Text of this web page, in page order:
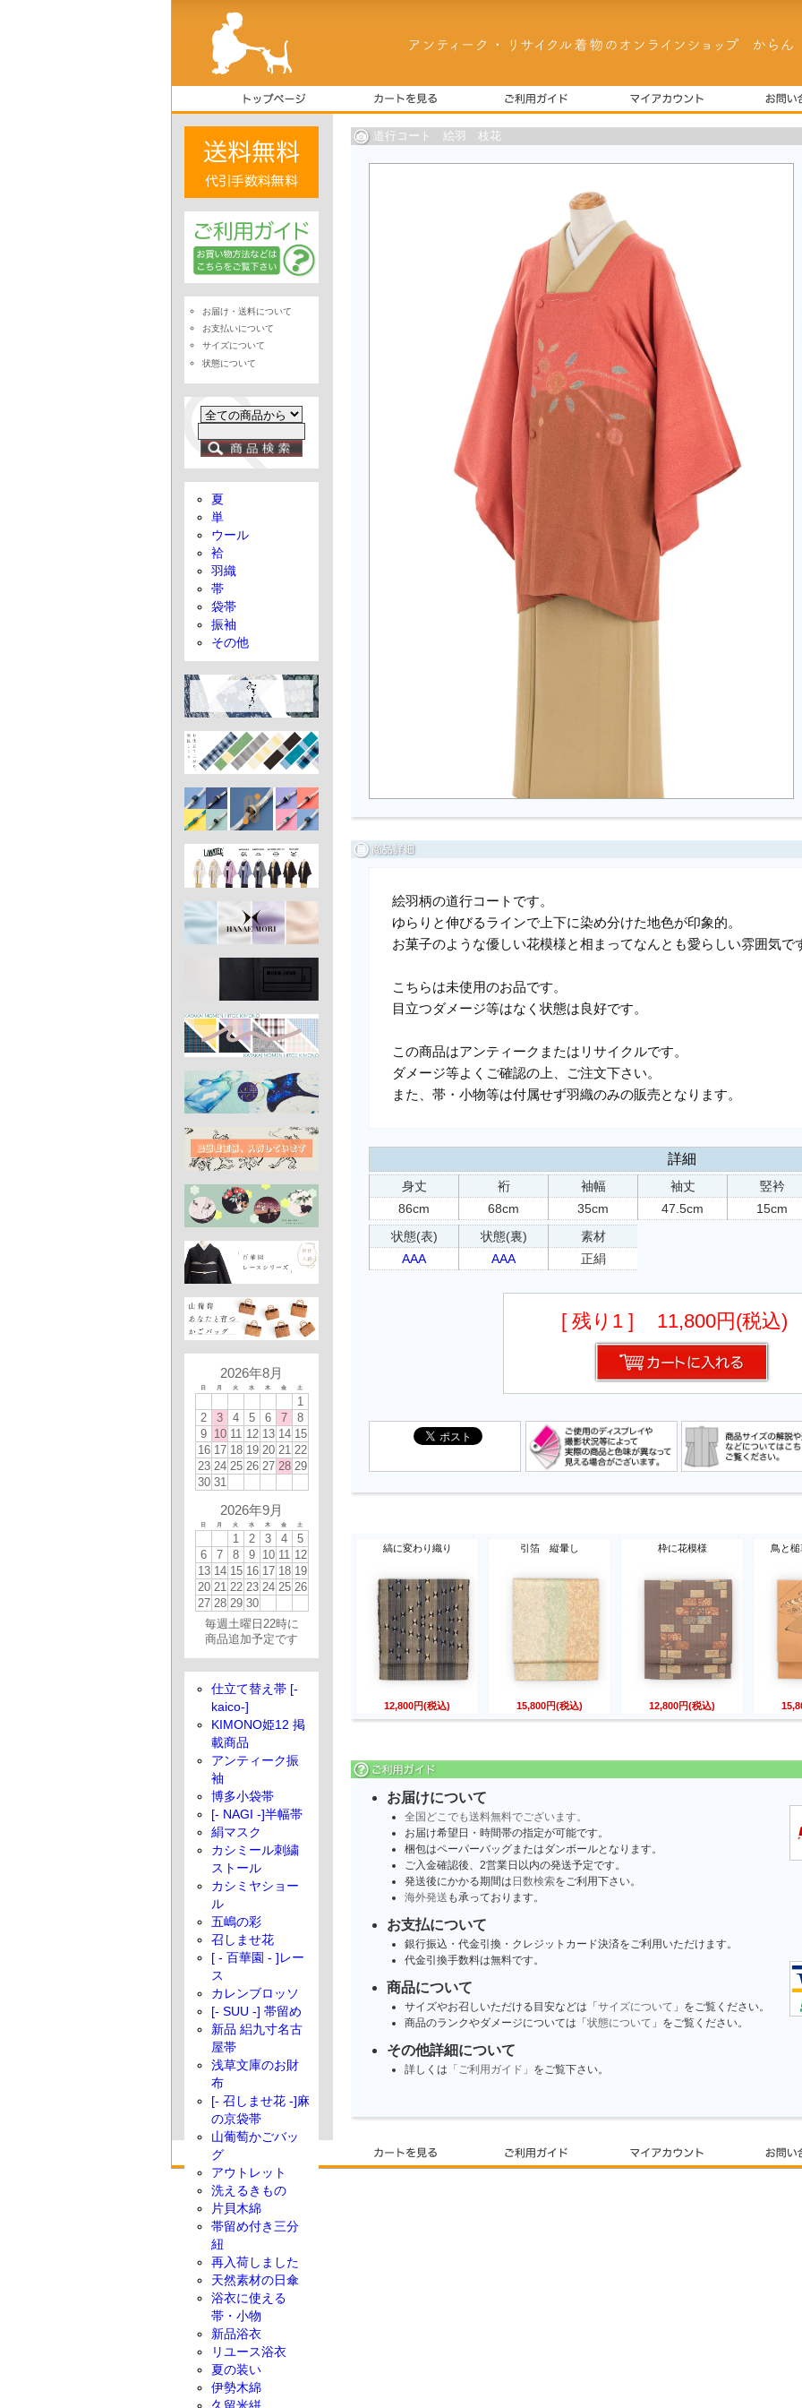
道行コート 絵羽 枝花
絵羽柄の道行コートです。
ゆらりと伸びるラインで上下に染め分けた地色が印象的。
お菓子のような優しい花模様と相まってなんとも愛らしい雰囲気で
こちらは未使用のお品です。
目立つダメージ等はなく状態は良好です。
この商品はアンティークまたはリサイクルです。
ダメージ等よくご確認の上、ご注文下さい。
また、帯・小物等は付属せず羽織のみの販売となります。
詳細
身丈
86cm
裄
68cm
袖幅
35cm
袖丈
47.5cm
竪衿
15cm
状態(表)
AAA
状態(裏)
AAA
素材
正絹
[ 残り1 ] 11,800円(税込)
縞に変わり織り
12,800円(税込)
引箔 縦暈し
15,800円(税込)
枠に花模様
12,800円(税込)
鳥と
お届けについて
全国どこでも送料無料でございます。
お届け希望日・時間帯の指定が可能です。
梱包はペーパーバッグまたはダンボールとなります。
ご入金確認後、2営業日以内の発送予定です。
発送後にかかる期間は 日数検索をご利用下さい。
海外発送 も承っております。
お支払について
銀行振込・代金引換・クレジットカード決済をご利用いただけます。
代金引換手数料は無料です。
商品について
サイズやお召しいただける目安などは「 サイズについて 」をご覧ください。
商品のランクやダメージについては「 状態について 」をご覧ください。
その他詳細について
詳しくは 「ご利用ガイド」 をご覧下さい。
お届け・送料について
お支払いについて
サイズについて
状態について
夏
単
ウール
袷
羽織
帯
袋帯
振袖
その他
2026年8月
日 月 火 水 木 金 土
1
2
3 4 5 6 7
8
9 10 11 12 13 14 15
16 17 18 19 20 21 22
23 24 25 26 27 28 29
30 31
2026年9月
日 月 火 水 木 金 土
1 2 3 4
5
6
7 8 9 10 11 12
13 14 15 16 17 18 19
20 21 22 23 24 25 26
27 28 29 30
毎週土曜日22時に
商品追加予定です
仕立て替え帯 [-
kaico-]
KIMONO姫12 掲
載商品
アンティーク振
袖
博多小袋帯
[- NAGI -]半幅帯
絹マスク
カシミール刺繍
ストール
カシミヤショー
ル
五嶋の彩
召しませ花
[ - 百華園 - ]レー
ス
カレンブロッソ
[- SUU -] 帯留め
新品 絽九寸名古
屋帯
浅草文庫のお財
布
[- 召しませ花 -]麻
の京袋帯
山葡萄かごバッ
グ
アウトレット
洗えるきもの
片貝木綿
帯留め付き三分
紐
再入荷しました
天然素材の日傘
浴衣に使える
帯・小物
新品浴衣
リユース浴衣
夏の装い
伊勢木綿